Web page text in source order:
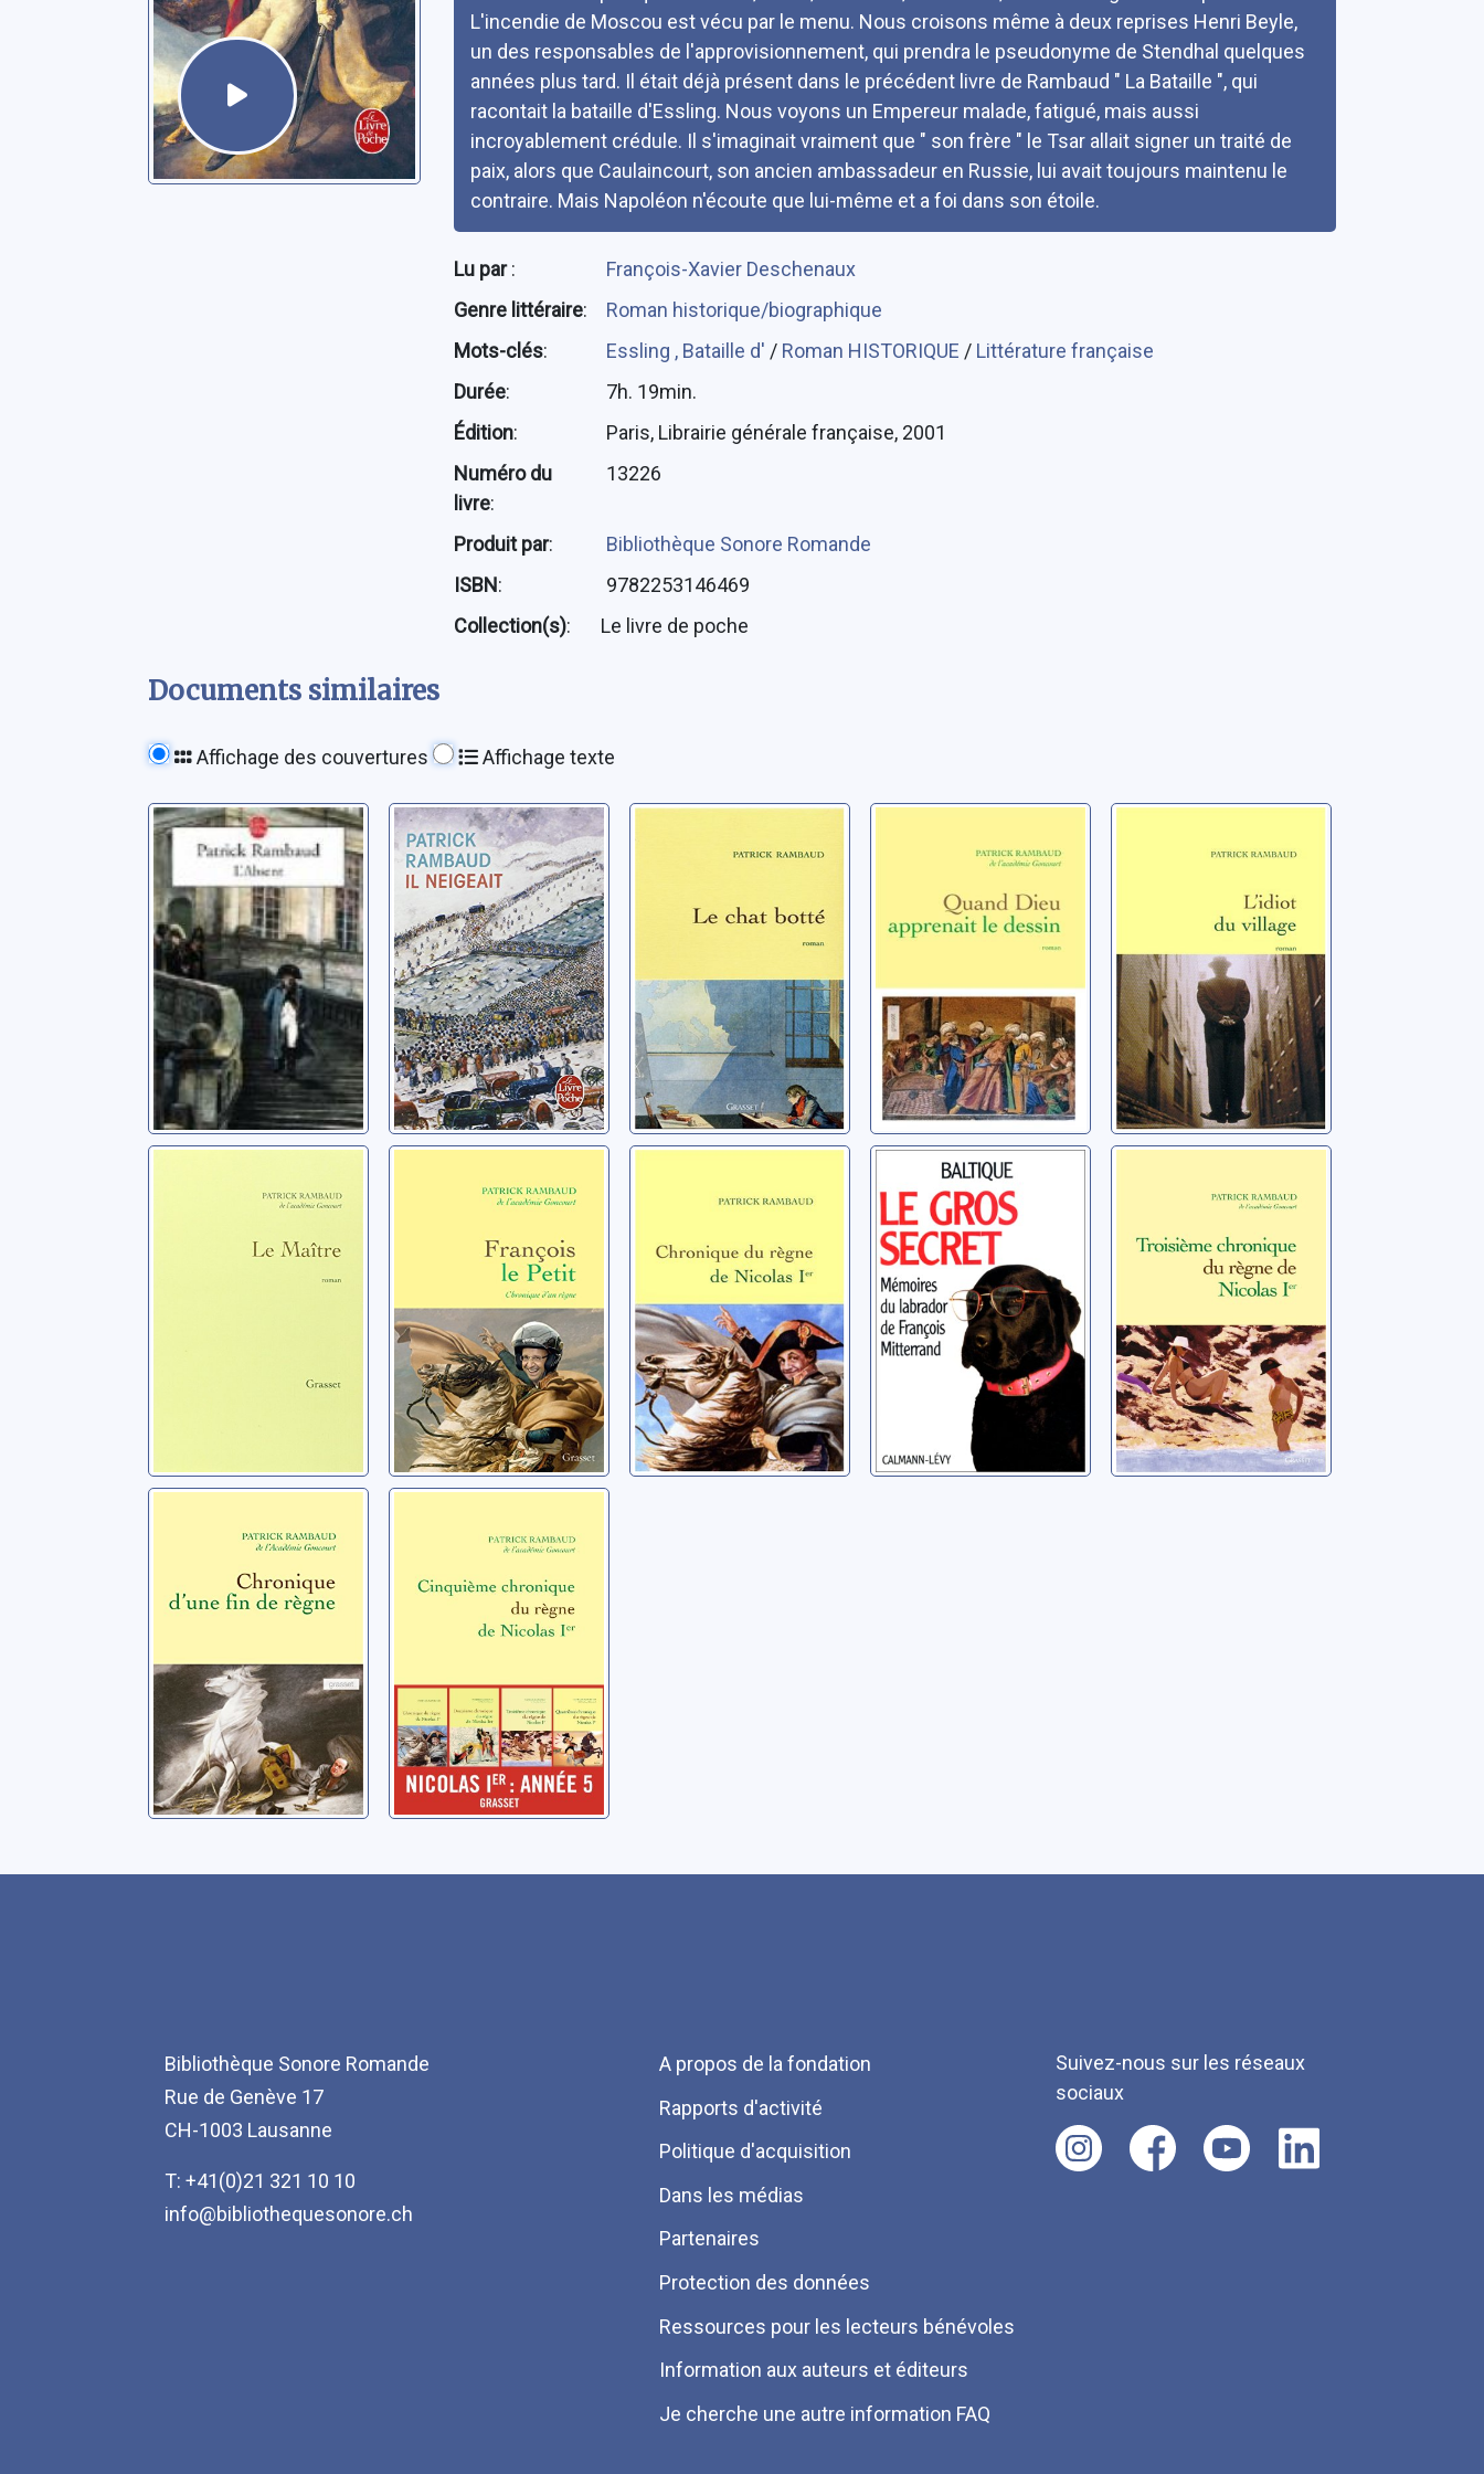
L'incendie de Moscou est vécu par le menu. Nous croisons même à deux reprises Henri Beyle,
un des responsables de l'approvisionnement, qui prendra le pseudonyme de Stendhal quelques
années plus tard. Il était déjà présent dans le précédent livre de Rambaud " La Bataille ", qui
racontait la bataille d'Essling. Nous voyons un Empereur malade, fatigué, mais aussi
incroyablement crédule. Il s'imaginait vraiment que " son frère " le Tsar allait signer un traité de
paix, alors que Caulaincourt, son ancien ambassadeur en Russie, lui avait toujours maintenu le
contraire. Mais Napoléon n'écoute que lui-même et a foi dans son étoile.
Lu par:
François-Xavier Deschenaux
Genre littéraire:
Roman historique/biographique
Mots-clés: Essling , Bataille d' / Roman HISTORIQUE / Littérature française
Durée:
7h. 19min.
Édition:
Paris, Librairie générale française, 2001
Numéro du
livre:
13226
Produit par:
Bibliothèque Sonore Romande
ISBN:
9782253146469
Collection(s): Le livre de poche
Documents similaires
Affichage des couvertures Affichage texte
L'absent
Rambaud, Patrick
Trilogie
Impériale 02: Il
neigeait
Rambaud, Patrick
Rambaud, Patrick
apprenait le
dessin
Rambaud, Patrick
fantaisie
romanesque
Rambaud, Patrick
Rambaud, Patrick
chronique d'un
Rambaud, Patrick
règne de Nicolas
Rambaud, Patrick
Le gros secret:
[Mémoires du
labrador de
François
Mitterand]
Rambaud, Patrick
chronique du
règne de Nicolas
Ier
Rambaud, Patrick
fin de règne
Rambaud, Patrick
chronique du
règne de Nicolas
Ier
Rambaud, Patrick
Bibliothèque Sonore Romande
Rue de Genève 17
CH-1003 Lausanne
T: +41(0)21 321 10 10
info@bibliothequesonore.ch
Menu
Pied
de
page
A propos de la fondation
Rapports d'activité
Politique d'acquisition
Dans les médias
Partenaires
Protection des données
Ressources pour les lecteurs bénévoles
Information aux auteurs et éditeurs
Je cherche une autre information FAQ
Suivez-nous sur les réseaux
sociaux